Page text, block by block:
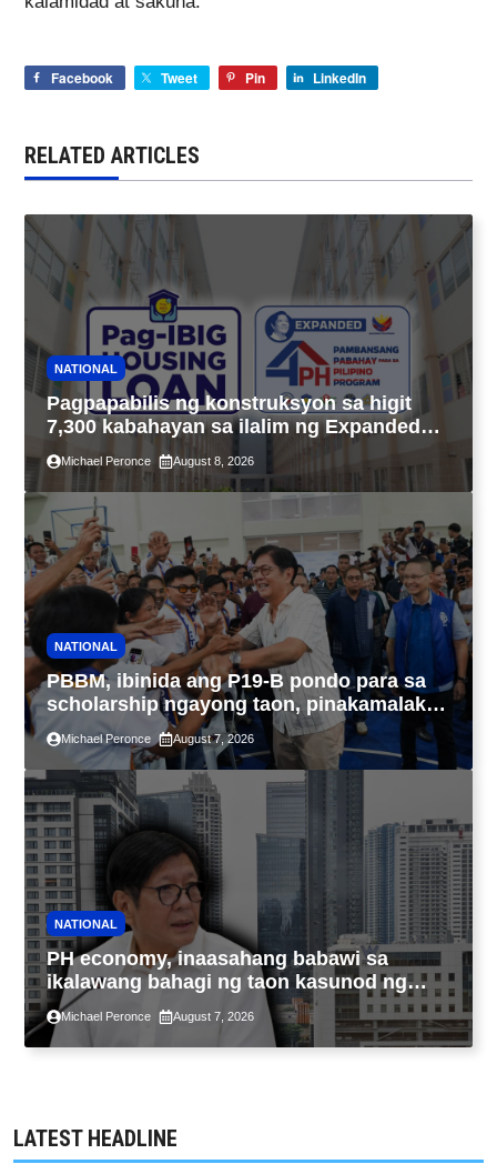
Facebook Tweet Pin LinkedIn
RELATED ARTICLES
NATIONAL
Pagpapabilis ng konstruksyon sa higit
7,300 kabahayan sa ilalim ng Expanded
4PH, posible na sa pagtutulungan ng Pag-
IBIG at P.A. Alvarez
Michael Peronce August 8, 2026
NATIONAL
PBBM, ibinida ang P19-B pondo para sa
scholarship ngayong taon, pinakamalaki
sa kasaysayan ng TESDA
Michael Peronce August 7, 2026
NATIONAL
PH economy, inaasahang babawi sa
ikalawang bahagi ng taon kasunod ng
2.3% GDP dulot ng Middle East war,
pagkaantala ng public construction
Michael Peronce August 7, 2026
LATEST HEADLINE